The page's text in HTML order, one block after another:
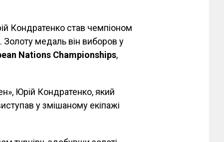
Кондратенко став чемпіоном
Золоту медаль він виборов у
Nations Championships,
Юрій Кондратенко, який
у змішаному екіпажі